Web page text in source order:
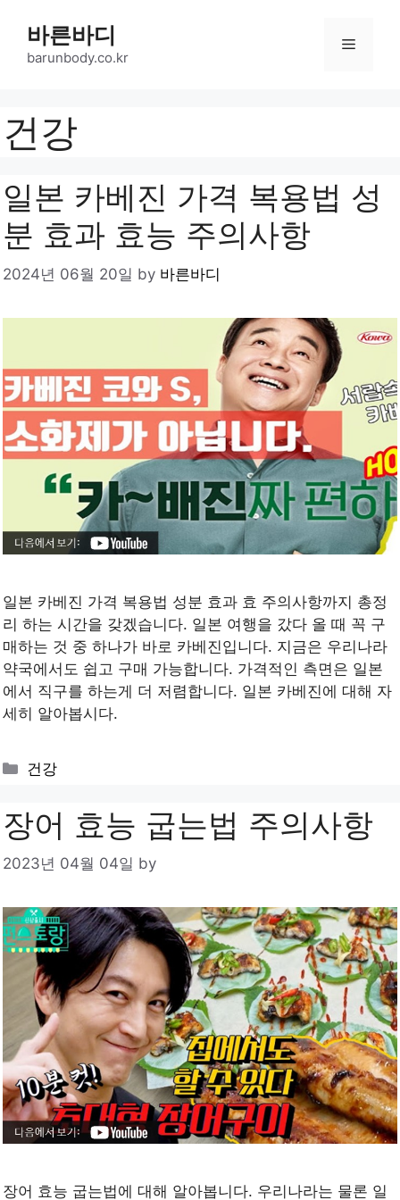
content
바른바디
barunbody.co.kr
Menu
건강
일본 카베진 가격 복용법 성
분 효과 효능 주의사항
2024년 06월 20일 by 바른바디
일본 카베진 가격 복용법 성분 효과 효 주의사항까지 총정
리 하는 시간을 갖겠습니다. 일본 여행을 갔다 올 때 꼭 구
매하는 것 중 하나가 바로 카베진입니다. 지금은 우리나라
약국에서도 쉽고 구매 가능합니다. 가격적인 측면은 일본
에서 직구를 하는게 더 저렴합니다. 일본 카베진에 대해 자
세히 알아봅시다.
Categories
건강
장어 효능 굽는법 주의사항
2023년 04월 04일 by
장어 효능 굽는법에 대해 알아봅니다. 우리나라는 물론 일